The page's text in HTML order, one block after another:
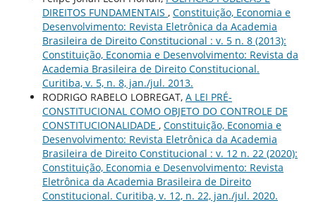
DIREITOS FUNDAMENTAIS , Constituição, Economia e
Desenvolvimento: Revista Eletrônica da Academia
Brasileira de Direito Constitucional : v. 5 n. 8 (2013):
Constituição, Economia e Desenvolvimento: Revista da
Academia Brasileira de Direito Constitucional.
Curitiba, v. 5, n. 8, jan./jul. 2013.
RODRIGO RABELO LOBREGAT, A LEI PRÉ-
CONSTITUCIONAL COMO OBJETO DO CONTROLE DE
CONSTITUCIONALIDADE , Constituição, Economia e
Desenvolvimento: Revista Eletrônica da Academia
Brasileira de Direito Constitucional : v. 12 n. 22 (2020):
Constituição, Economia e Desenvolvimento: Revista
Eletrônica da Academia Brasileira de Direito
Constitucional. Curitiba, v. 12, n. 22, jan./jul. 2020.